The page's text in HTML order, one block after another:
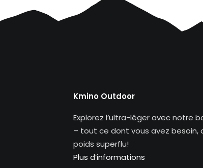
Kmino Outdoor
Explorez l’ultra-léger avec notre
– tout ce dont vous avez besoin,
poids superflu!
Plus d’informations